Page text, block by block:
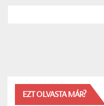
EZT OLVASTA MÁR?